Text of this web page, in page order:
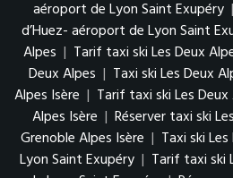
aéroport de Lyon Saint Exupéry |
d’Huez- aéroport de Lyon Saint
Alpes | Tarif taxi ski Les Deux
Deux Alpes | Taxi ski Les Deux
Alpes Isère | Tarif taxi ski Les
Alpes Isère | Réserver taxi ski
Grenoble Alpes Isère | Taxi ski
Lyon Saint Exupéry | Tarif taxi ski